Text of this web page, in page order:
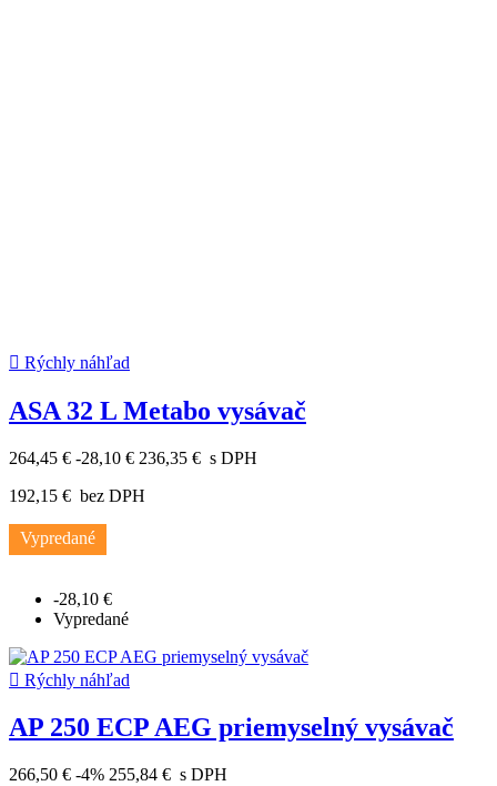
 Rýchly náhľad
ASA 32 L Metabo vysávač
264,45 € -28,10 € 236,35 € s DPH
192,15 € bez DPH
Vypredané
-28,10 €
Vypredané
 Rýchly náhľad
AP 250 ECP AEG priemyselný vysávač
266,50 € -4% 255,84 € s DPH